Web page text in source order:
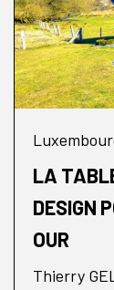
LA
DESIGN
OUR
Thierry